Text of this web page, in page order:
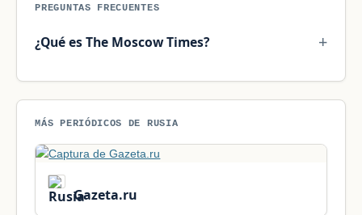
PREGUNTAS FRECUENTES
¿Qué es The Moscow Times?
MÁS PERIÓDICOS DE RUSIA
Gazeta.ru